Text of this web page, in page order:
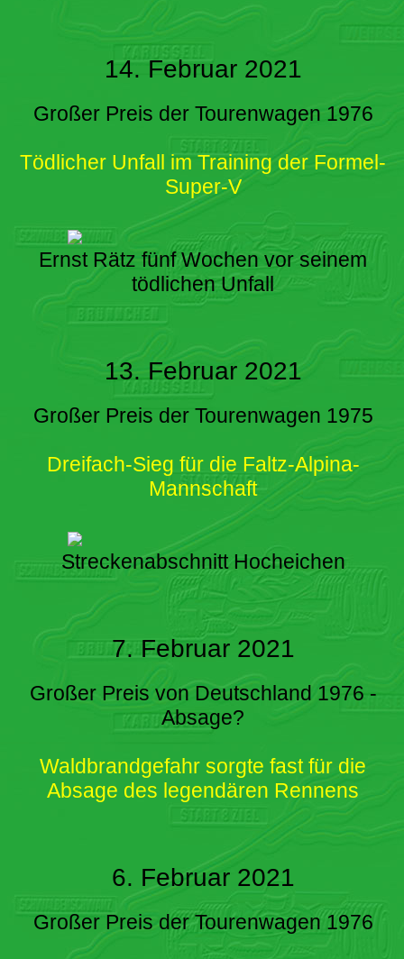
14. Februar 2021
Großer Preis der Tourenwagen 1976
Tödlicher Unfall im Training der Formel-
Super-V
Ernst Rätz fünf Wochen vor seinem
tödlichen Unfall
13. Februar 2021
Großer Preis der Tourenwagen 1975
Dreifach-Sieg für die Faltz-Alpina-
Mannschaft
Streckenabschnitt Hocheichen
7. Februar 2021
Großer Preis von Deutschland 1976 -
Absage?
Waldbrandgefahr sorgte fast für die
Absage des legendären Rennens
6. Februar 2021
Großer Preis der Tourenwagen 1976